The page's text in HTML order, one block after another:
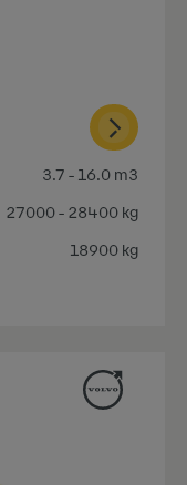
3.7 - 16.0 m3
27000 - 28400 kg
18900 kg